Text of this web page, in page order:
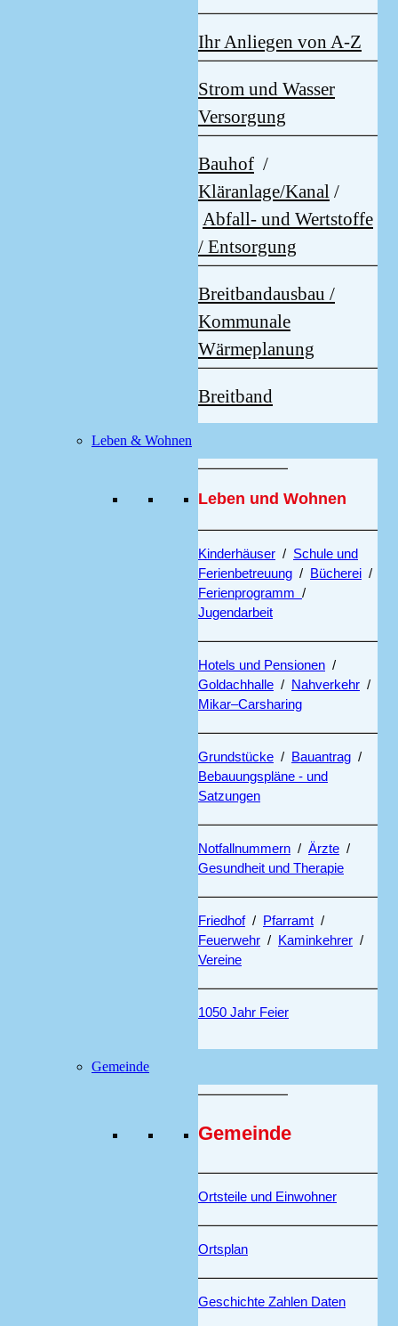
Ihr Anliegen von A-Z
Strom und Wasser
Versorgung
Bauhof /
Kläranlage/Kanal /
Abfall- und Wertstoffe
/ Entsorgung
Breitbandausbau /
Kommunale
Wärmeplanung
Breitband
Leben & Wohnen
Leben und Wohnen
Kinderhäuser / Schule und
Ferienbetreuung / Bücherei /
Ferienprogramm /
Jugendarbeit
Hotels und Pensionen /
Goldachhalle / Nahverkehr /
Mikar–Carsharing
Grundstücke / Bauantrag /
Bebauungspläne - und
Satzungen
Notfallnummern / Ärzte /
Gesundheit und Therapie
Friedhof/ Pfarramt /
Feuerwehr / Kaminkehrer /
Vereine
1050 Jahr Feier
Gemeinde
Gemeinde
Ortsteile und Einwohner
Ortsplan
Geschichte Zahlen Daten